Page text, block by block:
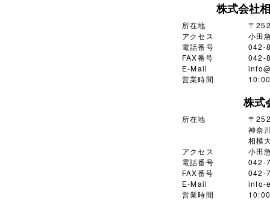
株式会社
所在地
〒
アクセス
小田
電話番号
042-
FAX番号
042-
E-Mail
営業時間
株式
所在地
〒
神奈
相模
アクセス
小田
電話番号
042-
FAX番号
042-
E-Mail
info-
営業時間